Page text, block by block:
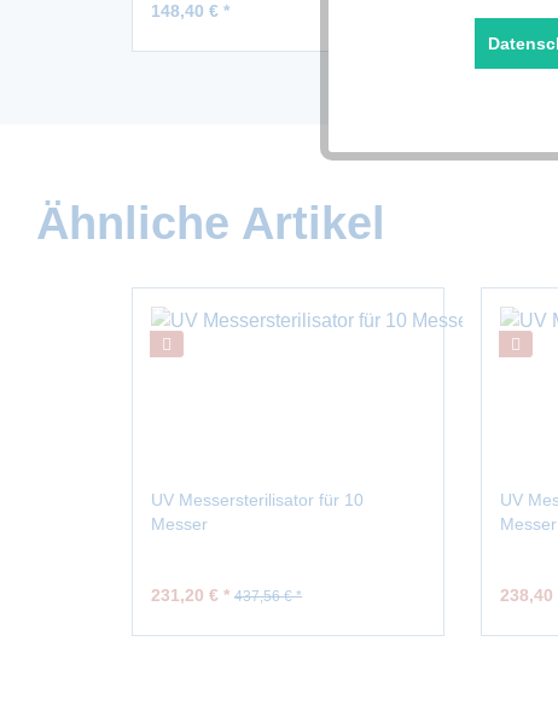
148,40 € *
Ähnliche Artikel
UV Messersterilisator für 10
Messer
231,20 € * 437,56 € *
UV
Messer
238,40